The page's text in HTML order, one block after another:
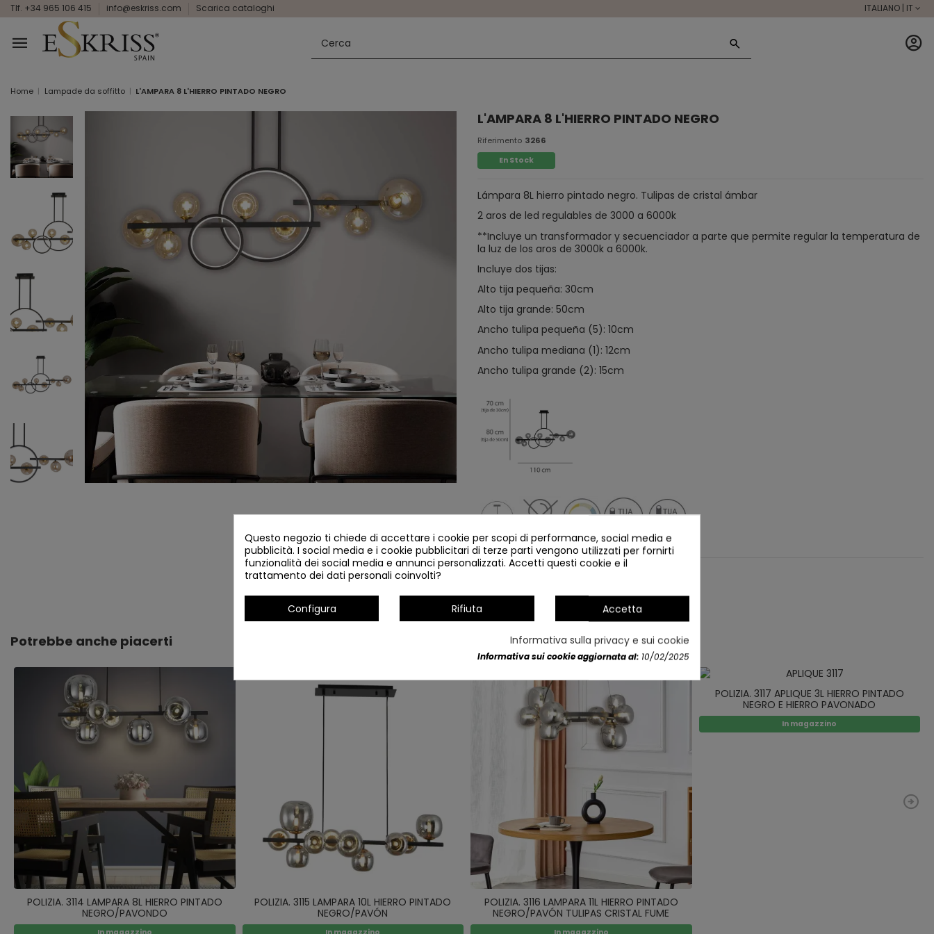
Tlf. +34 965 106 415 info@eskriss.com Scarica cataloghi ITALIANO | IT
Home Lampade da soffitto L'AMPARA 8 L'HIERRO PINTADO NEGRO
L'AMPARA 8 L'HIERRO PINTADO NEGRO
Riferimento 3266
En Stock
Lámpara 8L hierro pintado negro. Tulipas de cristal ámbar
2 aros de led regulables de 3000 a 6000k
**Incluye un transformador y secuenciador a parte que permite regular la temperatura de
la luz de los aros de 3000k a 6000k.
Incluye dos tijas:
Alto tija pequeña: 30cm
Alto tija grande: 50cm
Ancho tulipa pequeña (5): 10cm
Ancho tulipa mediana (1): 12cm
Ancho tulipa grande (2): 15cm
Potrebbe anche piacerti
POLIZIA. 3114 LAMPARA 8L HIERRO PINTADO
NEGRO/PAVONDO
POLIZIA. 3115 LAMPARA 10L HIERRO PINTADO
NEGRO/PAVÓN
POLIZIA. 3116 LAMPARA 11L HIERRO PINTADO
NEGRO/PAVÓN TULIPAS CRISTAL FUME
POLIZIA. 3117 APLIQUE 3L HIERRO PINTADO
NEGRO E HIERRO PAVONADO
In magazzino
Questo negozio ti chiede di accettare i cookie per scopi di performance, social media e
pubblicità. I social media e i cookie pubblicitari di terze parti vengono utilizzati per fornirti
funzionalità dei social media e annunci personalizzati. Accetti questi cookie e il
trattamento dei dati personali coinvolti?
Configura Rifiuta Accetta
Informativa sulla privacy e sui cookie
Informativa sui cookie aggiornata al: 10/02/2025